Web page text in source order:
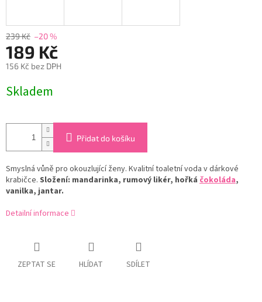
239 Kč –20 %
189 Kč
156 Kč bez DPH
cena:
Skladem
Přidat do košíku
Smyslná vůně pro okouzlující ženy. Kvalitní toaletní voda v dárkové
krabičce. Složení: mandarinka, rumový likér, hořká čokoláda,
vanilka, jantar.
Detailní informace
ZEPTAT SE HLÍDAT SDÍLET